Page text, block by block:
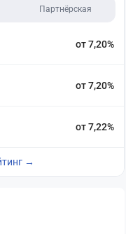
Партнёрская
от 7,20%
от 7,20%
от 7,22%
→